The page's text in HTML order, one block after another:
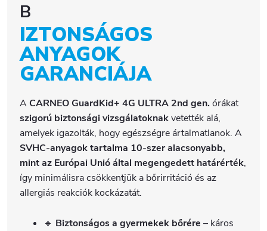
B
IZTONSÁGOS
ANYAGOK
GARANCIÁJA
ACARNEO GuardKid+ 4G ULTRA 2nd gen. órákat
szigorú biztonsági vizsgálatoknakvetették alá,
amelyek igazolták, hogy egészségre ártalmatlanok. A
SVHC-anyagok tartalma 10-szer alacsonyabb,
mint az Európai Unió által megengedett határérték,
így minimálisra csökkentjük a bőrirritáció és az
allergiás reakciók kockázatát.
🔹 Biztonságos a gyermekek bőrére – káros